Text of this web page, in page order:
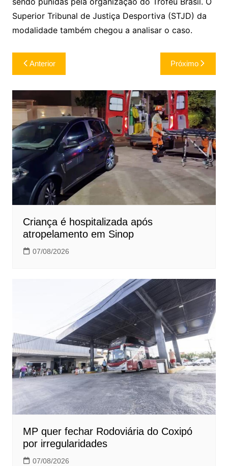
Superior Tribunal de Justiça Desportiva (STJD) da
modalidade também chegou a analisar o caso.
Navegação
de
Post
Anterior Próximo
Criança é hospitalizada após
atropelamento em Sinop
07/08/2026
MP quer fechar Rodoviária do Coxipó
por irregularidades
07/08/2026